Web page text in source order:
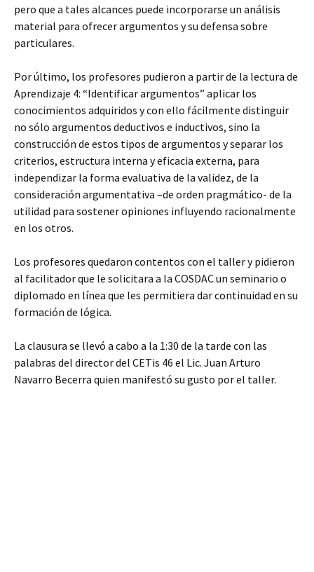
pero que a tales alcances puede incorporarse un análisis
material para ofrecer argumentos y su defensa sobre
particulares.
Por último, los profesores pudieron a partir de la lectura de
Aprendizaje 4: “Identificar argumentos” aplicar los
conocimientos adquiridos y con ello fácilmente distinguir
no sólo argumentos deductivos e inductivos, sino la
construcción de estos tipos de argumentos y separar los
criterios, estructura interna y eficacia externa, para
independizar la forma evaluativa de la validez, de la
consideración argumentativa –de orden pragmático- de la
utilidad para sostener opiniones influyendo racionalmente
en los otros.
Los profesores quedaron contentos con el taller y pidieron
al facilitador que le solicitara a la COSDAC un seminario o
diplomado en línea que les permitiera dar continuidad en su
formación de lógica.
La clausura se llevó a cabo a la 1:30 de la tarde con las
palabras del director del CETis 46 el Lic. Juan Arturo
Navarro Becerra quien manifestó su gusto por el taller.